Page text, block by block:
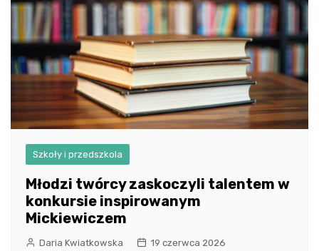
Szkoły i przedszkola
Młodzi twórcy zaskoczyli talentem w
konkursie inspirowanym
Mickiewiczem
Daria Kwiatkowska 19 czerwca 2026